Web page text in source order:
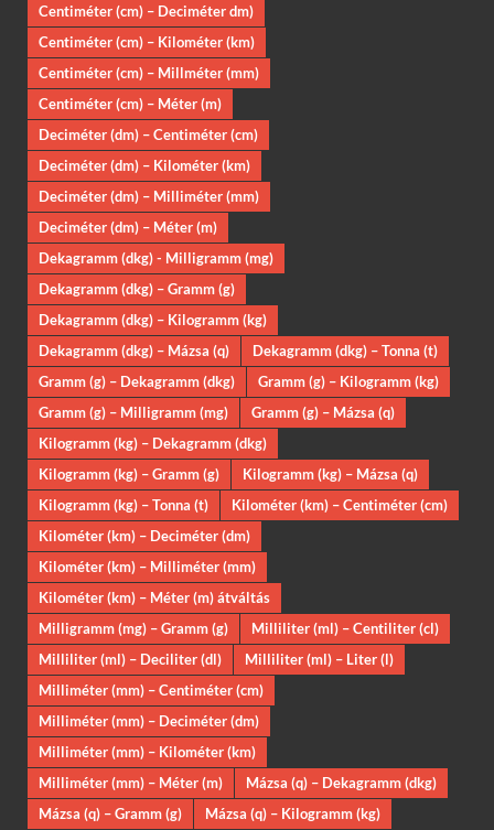
Centiméter (cm) – Deciméter dm)
Centiméter (cm) – Kilométer (km)
Centiméter (cm) – Millméter (mm)
Centiméter (cm) – Méter (m)
Deciméter (dm) – Centiméter (cm)
Deciméter (dm) – Kilométer (km)
Deciméter (dm) – Milliméter (mm)
Deciméter (dm) – Méter (m)
Dekagramm (dkg) - Milligramm (mg)
Dekagramm (dkg) – Gramm (g)
Dekagramm (dkg) – Kilogramm (kg)
Dekagramm (dkg) – Mázsa (q)
Dekagramm (dkg) – Tonna (t)
Gramm (g) – Dekagramm (dkg)
Gramm (g) – Kilogramm (kg)
Gramm (g) – Milligramm (mg)
Gramm (g) – Mázsa (q)
Kilogramm (kg) – Dekagramm (dkg)
Kilogramm (kg) – Gramm (g)
Kilogramm (kg) – Mázsa (q)
Kilogramm (kg) – Tonna (t)
Kilométer (km) – Centiméter (cm)
Kilométer (km) – Deciméter (dm)
Kilométer (km) – Milliméter (mm)
Kilométer (km) – Méter (m) átváltás
Milligramm (mg) – Gramm (g)
Milliliter (ml) – Centiliter (cl)
Milliliter (ml) – Deciliter (dl)
Milliliter (ml) – Liter (l)
Milliméter (mm) – Centiméter (cm)
Milliméter (mm) – Deciméter (dm)
Milliméter (mm) – Kilométer (km)
Milliméter (mm) – Méter (m)
Mázsa (q) – Dekagramm (dkg)
Mázsa (q) – Gramm (g)
Mázsa (q) – Kilogramm (kg)